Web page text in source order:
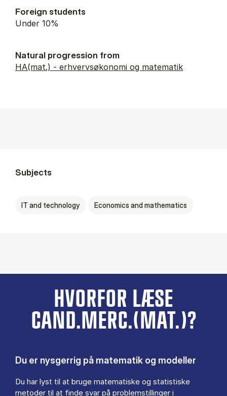
Foreign students
Under 10%
Natural progression from
HA(mat.) - erhvervsøkonomi og matematik
Subjects
IT and technology Economics and mathematics
HVORFOR LÆSE
CAND.MERC.(MAT.)?
Du er nysgerrig på matematik og modeller
Du har lyst til at bruge matematiske og statistiske
metoder til at finde svar på problemstillinger i